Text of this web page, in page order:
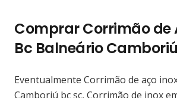
Comprar Corrimão de
Bc Balneário
Eventualmente Corrimão de aço
Camboriú bc sc, Corrimão de inox